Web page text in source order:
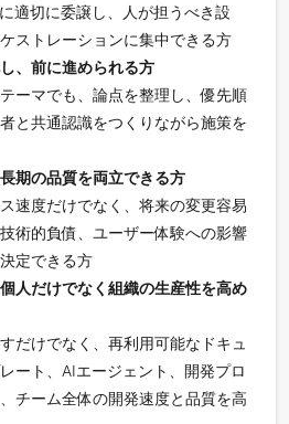
適切に委譲し、人が担うべき設
ストレーションに集中できる方
、前に進められる方
ーマでも、論点を整理し、優先順
と共通認識をつくりながら施策を
期の品質を両立できる方
速度だけでなく、将来の変更容易
術的負債、ユーザー体験への影響
定できる方
人だけでなく組織の生産性を高め
だけでなく、再利用可能なドキュ
ート、AIエージェント、開発プロ
チーム全体の開発速度と品質を高